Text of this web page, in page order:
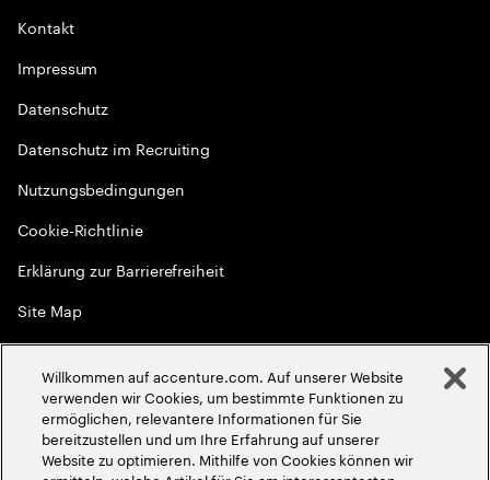
Kontakt
Impressum
Datenschutz
Datenschutz im Recruiting
Nutzungsbedingungen
Cookie-Richtlinie
Erklärung zur Barrierefreiheit
Site Map
Globale Meritokratie
2026Accenture. Alle Rechte vorbehalten
Willkommen auf accenture.com. Auf unserer Website
verwenden wir Cookies, um bestimmte Funktionen zu
ermöglichen, relevantere Informationen für Sie
bereitzustellen und um Ihre Erfahrung auf unserer
Website zu optimieren. Mithilfe von Cookies können wir